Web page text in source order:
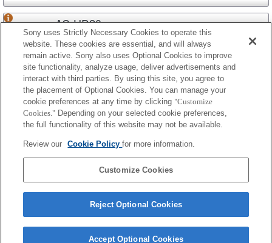
AC-UD20
BC-QZ1
BC-ZD1
Contact Us Cookie Policy
Sony uses Strictly Necessary Cookies to operate this
website. These cookies are essential, and will always
remain active. Sony also uses Optional Cookies to improve
site functionality, analyze usage, deliver advertisements and
interact with third parties. By using this site, you agree to
the placement of Optional Cookies. You can manage your
cookie preferences at any time by clicking "Customize
Cookies." Depending on your selected cookie preferences,
the full functionality of this website may not be available.
Review our Cookie Policyfor more information.
Customize Cookies
Reject Optional Cookies
Accept Optional Cookies